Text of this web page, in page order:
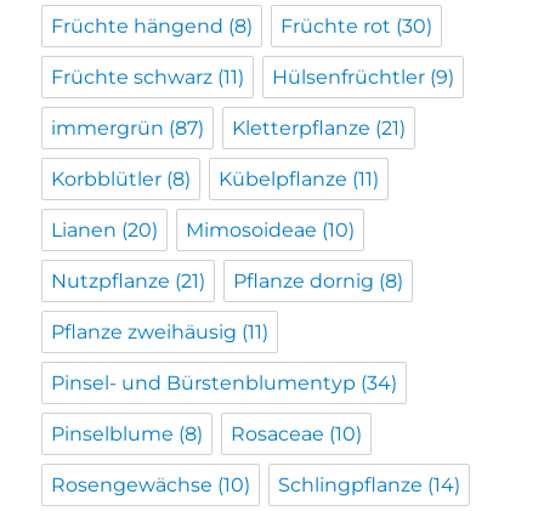
Früchte hängend (8) Früchte rot (30)
Früchte schwarz (11) Hülsenfrüchtler (9)
immergrün (87) Kletterpflanze (21)
Korbblütler (8) Kübelpflanze (11)
Lianen (20) Mimosoideae (10)
Nutzpflanze (21) Pflanze dornig (8)
Pflanze zweihäusig (11)
Pinsel- und Bürstenblumentyp (34)
Pinselblume (8) Rosaceae (10)
Rosengewächse (10) Schlingpflanze (14)